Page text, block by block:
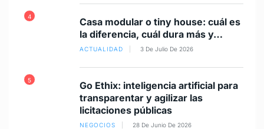
4
Casa modular o tiny house: cuál es
la diferencia, cuál dura más y…
ACTUALIDAD 3 De Julio De 2026
5
Go Ethix: inteligencia artificial para
transparentar y agilizar las
licitaciones públicas
NEGOCIOS 28 De Junio De 2026